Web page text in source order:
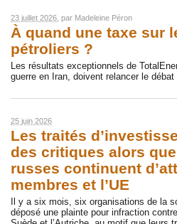
23 juillet 2026 , par Madeleine Péron
À quand une taxe sur
pétroliers ?
Les résultats exceptionnels de
guerre en Iran, doivent relancer le
25 juin 2026
Les traités
des critiques alors
russes continuent
membres et l’UE
Il y a six mois, six organisations de la
déposé une plainte pour infraction